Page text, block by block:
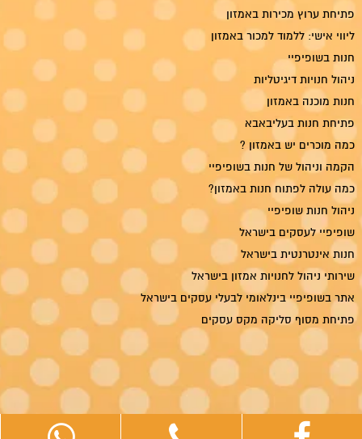
פתיחת ערוץ מכירות באמזון
ליווי אישי: ללמוד למכור באמזון
חנות בשופיפיי
ניהול חנויות דיגיטליות
חנות מוכנה באמזון
פתיחת חנות בעליבאבא
כמה מוכרים יש באמזון ?
הקמה וניהול של חנות בשופיפיי
כמה עולה לפתוח חנות באמזון?
ניהול חנות שופיפיי
שופיפיי לעסקים בישראל
חנות אינטרנטית בישראל
שירותי ניהול לחנויות אמזון בישראל
אתר בשופיפיי בינלאומי לבעלי עסקים בישראל
פתיחת מסוף סליקה מקס עסקים